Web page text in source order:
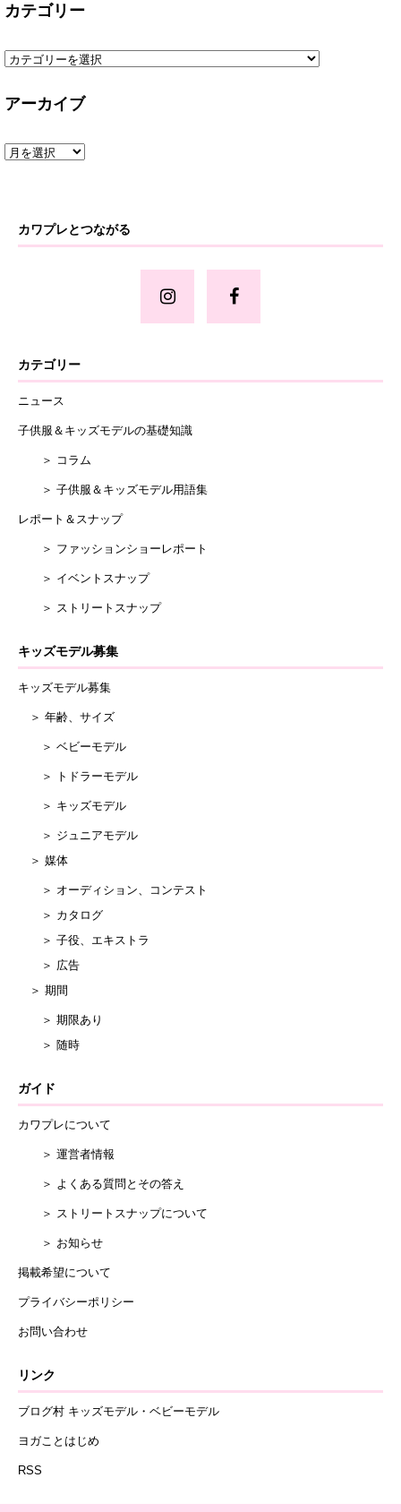
カテゴリー
アーカイブ
カワプレとつながる
カテゴリー
ニュース
子供服＆キッズモデルの基礎知識
＞ コラム
＞ 子供服＆キッズモデル用語集
レポート＆スナップ
＞ ファッションショーレポート
＞ イベントスナップ
＞ ストリートスナップ
キッズモデル募集
キッズモデル募集
＞ 年齢、サイズ
＞ ベビーモデル
＞ トドラーモデル
＞ キッズモデル
＞ ジュニアモデル
＞ 媒体
＞ オーディション、コンテスト
＞ カタログ
＞ 子役、エキストラ
＞ 広告
＞ 期間
＞ 期限あり
＞ 随時
ガイド
カワプレについて
＞ 運営者情報
＞ よくある質問とその答え
＞ ストリートスナップについて
＞ お知らせ
掲載希望について
プライバシーポリシー
お問い合わせ
リンク
ブログ村 キッズモデル・ベビーモデル
ヨガことはじめ
RSS